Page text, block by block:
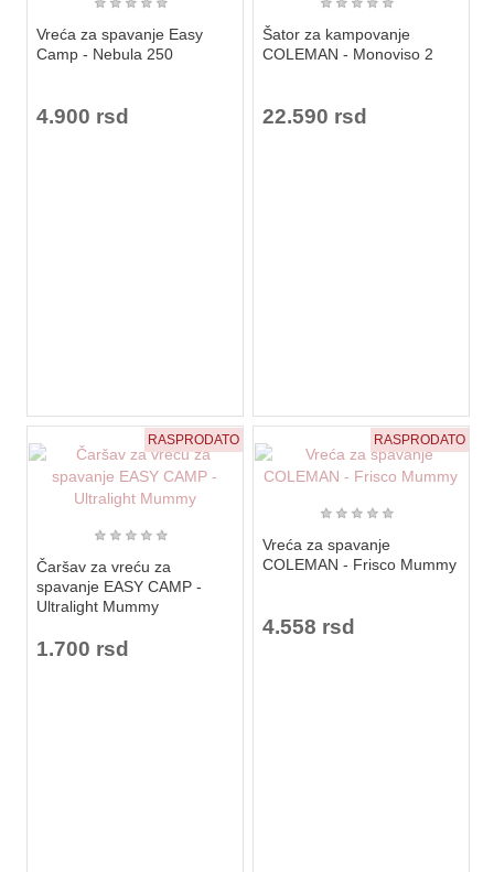
Vreća za spavanje Easy
Camp - Nebula 250
4.900 rsd
Šator za kampovanje
COLEMAN - Monoviso 2
22.590 rsd
RASPRODATO
★ ★ ★ ★ ★
Čaršav za vreću za
spavanje EASY CAMP -
Ultralight Mummy
1.700 rsd
RASPRODATO
★ ★ ★ ★ ★
Vreća za spavanje
COLEMAN - Frisco Mummy
4.558 rsd